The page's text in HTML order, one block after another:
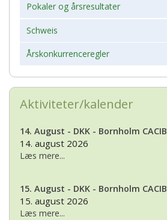
Pokaler og årsresultater
Schweis
Årskonkurrenceregler
Aktiviteter/kalender
14. August - DKK - Bornholm CACIB
14. august 2026
Læs mere...
15. August - DKK - Bornholm CACIB
15. august 2026
Læs mere...